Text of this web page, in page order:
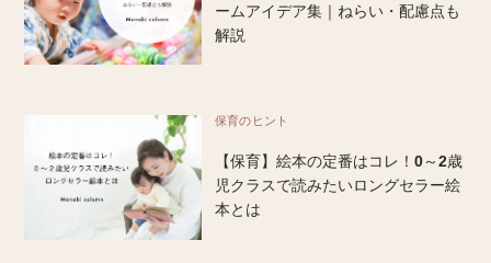
ームアイデア集｜ねらい・配慮点も
解説
保育のヒント
【保育】絵本の定番はコレ！0～2歳
児クラスで読みたいロングセラー絵
本とは